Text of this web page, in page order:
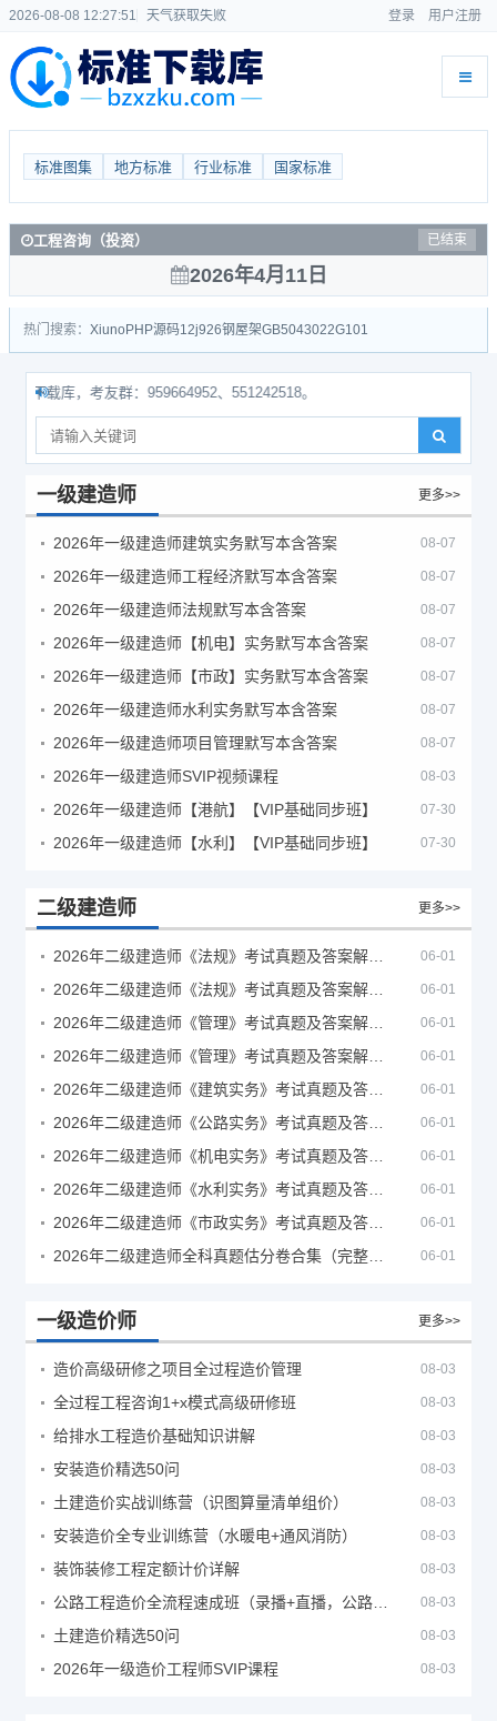
2026-08-08 12:27:51 天气获取失败 登录 用户注册
标准图集 地方标准 行业标准 国家标准
工程咨询（投资） 已结束
2026年4月11日
热门搜索： Xiuno PHP源码12j926钢屋架GB5043022G101
载库，考友群：959664952、551242518。
一级建造师 更多>>
2026年一级建造师建筑实务默写本含答案 08-07
2026年一级建造师工程经济默写本含答案 08-07
2026年一级建造师法规默写本含答案 08-07
2026年一级建造师【机电】实务默写本含答案 08-07
2026年一级建造师【市政】实务默写本含答案 08-07
2026年一级建造师水利实务默写本含答案 08-07
2026年一级建造师项目管理默写本含答案 08-07
2026年一级建造师SVIP视频课程 08-03
2026年一级建造师【港航】【VIP基础同步班】 07-30
2026年一级建造师【水利】【VIP基础同步班】 07-30
二级建造师 更多>>
06-01
06-01
06-01
06-01
06-01
06-01
06-01
06-01
06-01
06-01
一级造价师 更多>>
造价高级研修之项目全过程造价管理 08-03
全过程工程咨询1+x模式高级研修班 08-03
给排水工程造价基础知识讲解 08-03
安装造价精选50问 08-03
土建造价实战训练营（识图算量清单组价） 08-03
安装造价全专业训练营（水暖电+通风消防） 08-03
装饰装修工程定额计价详解 08-03
08-03
土建造价精选50问 08-03
2026年一级造价工程师SVIP课程 08-03